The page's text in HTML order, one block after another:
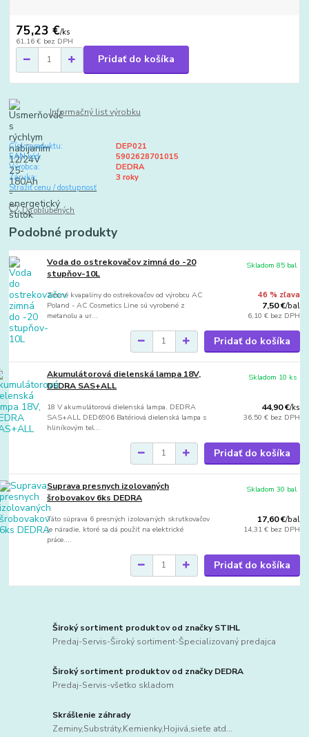
75,23 €/ks
61,16 € bez DPH
Pridať do košíka
Informačný list výrobku
Číslo produktu:
DEP021
EAN kód:
5902628701015
Výrobca:
DEDRA
Záruka:
3 roky
Strážiť cenu / dostupnosť
Do obľúbených
Podobné produkty
Voda do ostrekovačov zimná do -20
stupňov-10L
Zimné kvapaliny do ostrekovačov od výrobcu AC
Poland - AC Cosmetics Line sú vyrobené z
metanolu a ur...
46 % zľava
7,50 €/bal
6,10 € bez DPH
Skladom 85 bal
Pridať do košíka
Akumulátorová dielenská lampa 18V,
DEDRA SAS+ALL
18 V akumulátorová dielenská lampa, DEDRA
SAS+ALL DED6906 Batériová dielenská lampa s
hliníkovým tel...
44,90 €/ks
36,50 € bez DPH
Skladom 10 ks
Pridať do košíka
Suprava presnych izolovaných
šrobovakov 6ks DEDRA
Táto súprava 6 presných izolovaných skrutkovačov
je náradie, ktoré sa dá použiť na elektrické
práce....
17,60 €/bal
14,31 € bez DPH
Skladom 30 bal
Pridať do košíka
Široký sortiment produktov od značky STIHL
Predaj-Servis-Široký sortiment-Špecializovaný predajca
Široký sortiment produktov od značky DEDRA
Predaj-Servis-všetko skladom
Skrášlenie záhrady
Zeminy,Substráty,Kemienky,Hojivá,sieťe atd...